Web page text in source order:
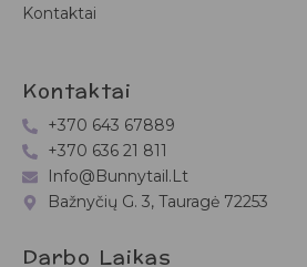
Kontaktai
Kontaktai
+370 643 67889
+370 636 21 811
Info@bunnytail.lt
Bažnyčių G. 3, Tauragė 72253
Darbo Laikas